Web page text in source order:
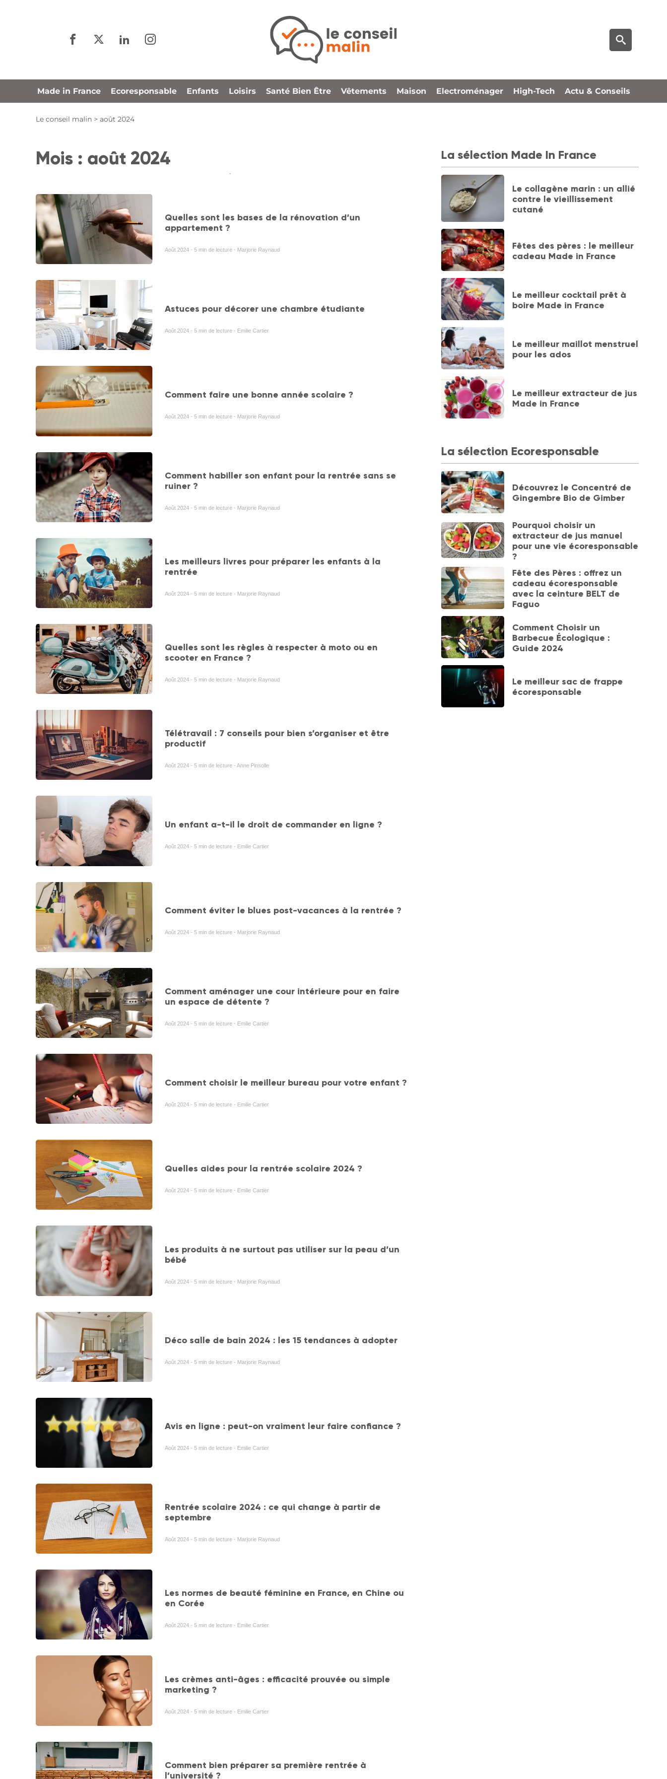
Made in France Ecoresponsable Enfants Loisirs Santé Bien Être Vêtements Maison Electroménager High-Tech Actu & Conseils
Le conseil malin > août 2024
Mois : août 2024
Quelles sont les bases de la rénovation d’un
appartement ?
Août 2024 - 5 min de lecture - Marjorie Raynaud
Astuces pour décorer une chambre étudiante
Août 2024 - 5 min de lecture - Emilie Cartier
Comment faire une bonne année scolaire ?
Août 2024 - 5 min de lecture - Marjorie Raynaud
Comment habiller son enfant pour la rentrée sans se
ruiner ?
Août 2024 - 5 min de lecture - Marjorie Raynaud
Les meilleurs livres pour préparer les enfants à la
rentrée
Août 2024 - 5 min de lecture - Marjorie Raynaud
Quelles sont les règles à respecter à moto ou en
scooter en France ?
Août 2024 - 5 min de lecture - Marjorie Raynaud
Télétravail : 7 conseils pour bien s’organiser et être
productif
Août 2024 - 5 min de lecture - Anne Pinsolle
Un enfant a-t-il le droit de commander en ligne ?
Août 2024 - 5 min de lecture - Emilie Cartier
Comment éviter le blues post-vacances à la rentrée ?
Août 2024 - 5 min de lecture - Marjorie Raynaud
Comment aménager une cour intérieure pour en faire
un espace de détente ?
Août 2024 - 5 min de lecture - Emilie Cartier
Comment choisir le meilleur bureau pour votre enfant ?
Août 2024 - 5 min de lecture - Emilie Cartier
Quelles aides pour la rentrée scolaire 2024 ?
Août 2024 - 5 min de lecture - Emilie Cartier
Les produits à ne surtout pas utiliser sur la peau d’un
bébé
Août 2024 - 5 min de lecture - Marjorie Raynaud
Déco salle de bain 2024 : les 15 tendances à adopter
Août 2024 - 5 min de lecture - Marjorie Raynaud
Avis en ligne : peut-on vraiment leur faire confiance ?
Août 2024 - 5 min de lecture - Emilie Cartier
Rentrée scolaire 2024 : ce qui change à partir de
septembre
Août 2024 - 5 min de lecture - Marjorie Raynaud
Les normes de beauté féminine en France, en Chine ou
en Corée
Août 2024 - 5 min de lecture - Emilie Cartier
Les crèmes anti-âges : efficacité prouvée ou simple
marketing ?
Août 2024 - 5 min de lecture - Emilie Cartier
Comment bien préparer sa première rentrée à
l’université ?
La sélection Made In France
Le collagène marin : un allié
contre le vieillissement
cutané
Fêtes des pères : le meilleur
cadeau Made in France
Le meilleur cocktail prêt à
boire Made in France
Le meilleur maillot menstruel
pour les ados
Le meilleur extracteur de jus
Made in France
La sélection Ecoresponsable
Découvrez le Concentré de
Gingembre Bio de Gimber
Pourquoi choisir un
extracteur de jus manuel
pour une vie écoresponsable
?
Fête des Pères : offrez un
cadeau écoresponsable
avec la ceinture BELT de
Faguo
Comment Choisir un
Barbecue Écologique :
Guide 2024
Le meilleur sac de frappe
écoresponsable